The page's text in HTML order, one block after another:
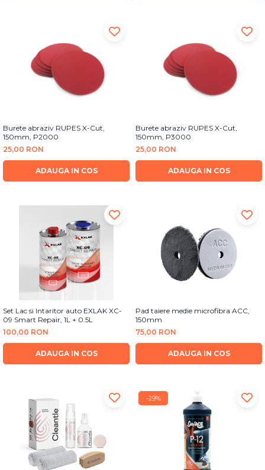
Burete abraziv RUPES X-Cut,
150mm, P2000
25,00 RON
ADAUGA IN COS
Burete abraziv RUPES X-Cut,
150mm, P3000
25,00 RON
ADAUGA IN COS
Set Lac si Intaritor auto EXLAK XC-
09 Smart Repair, 1L + 0.5L
100,00 RON
ADAUGA IN COS
Pad taiere medie microfibra ACC,
150mm
75,00 RON
ADAUGA IN COS
-29%